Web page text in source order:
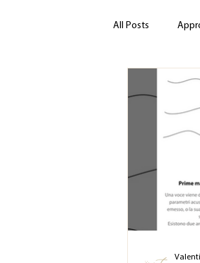
All Posts